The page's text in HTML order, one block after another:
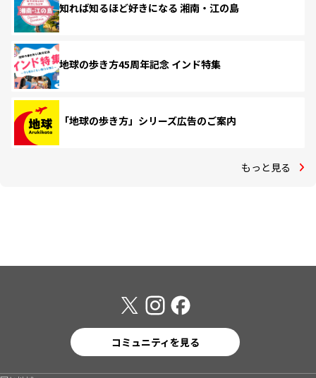
知れば知るほど好きになる 湘南・江の島
地球の歩き方45周年記念 インド特集
「地球の歩き方」シリーズ広告のご案内
もっと見る
コミュニティを見る